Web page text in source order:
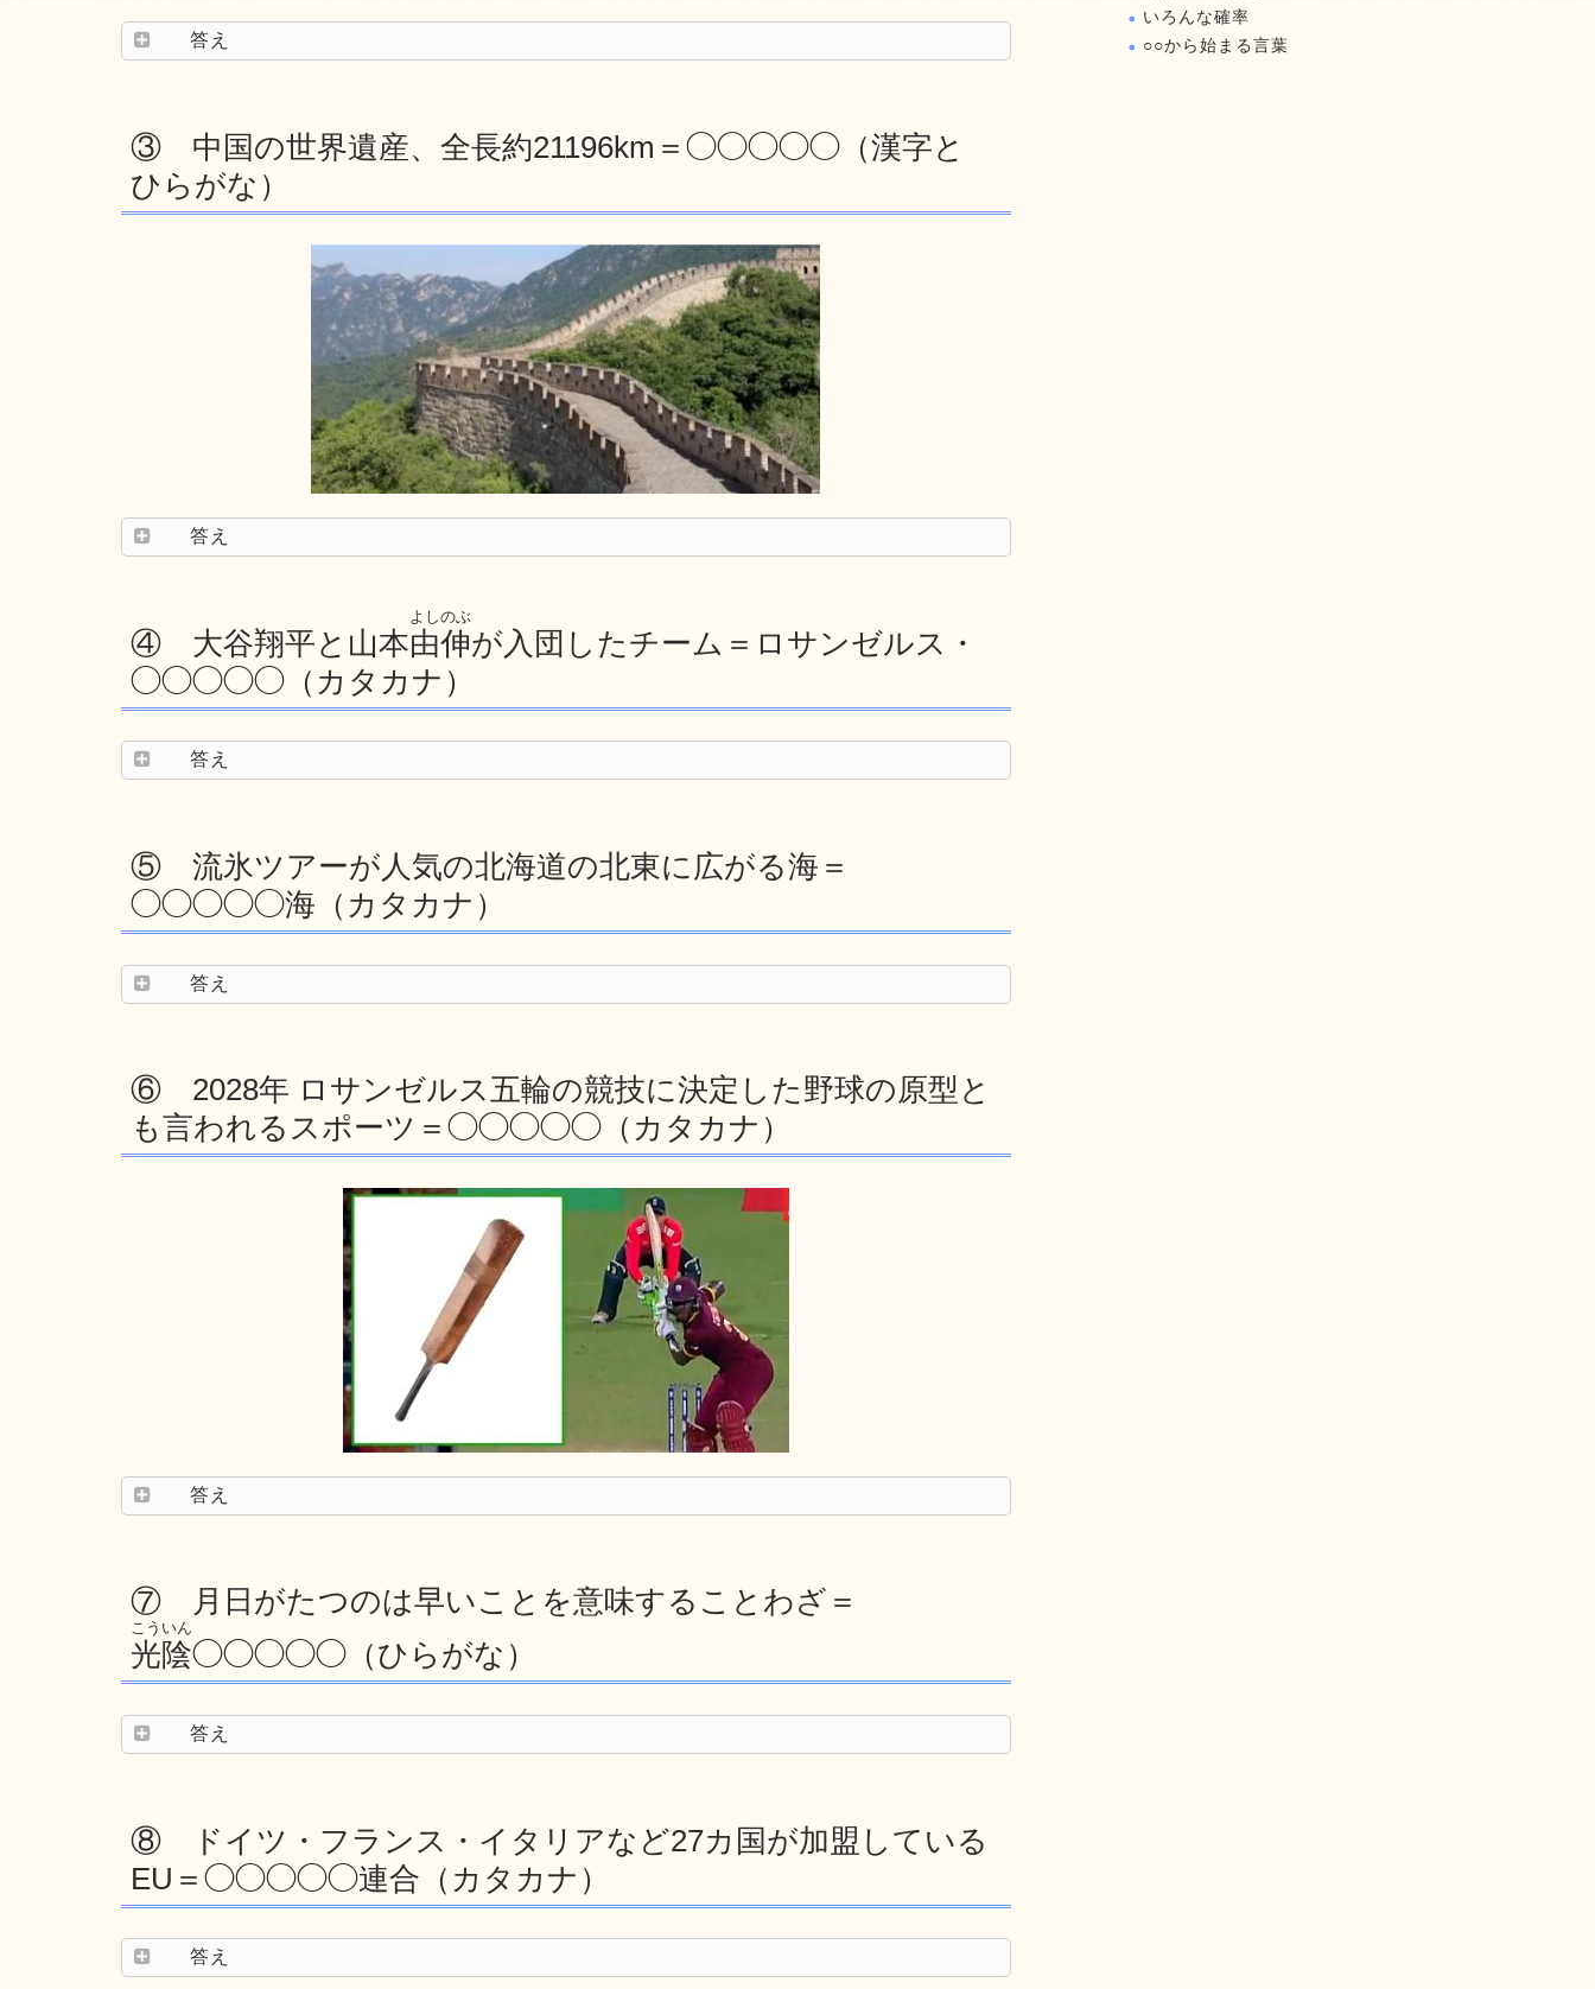
答え
③ 中国の世界遺産、全長約21196km＝◯◯◯◯◯（漢字と
ひらがな）
答え
④ 大谷翔平と山本由伸
よしのぶ
が入団したチーム＝ロサンゼルス・
◯◯◯◯◯（カタカナ）
答え
⑤ 流氷ツアーが人気の北海道の北東に広がる海＝
◯◯◯◯◯海（カタカナ）
答え
⑥ 2028年 ロサンゼルス五輪の競技に決定した野球の原型と
も言われるスポーツ＝◯◯◯◯◯（カタカナ）
答え
⑦ 月日がたつのは早いことを意味することわざ＝
光陰
こういん
◯◯◯◯◯（ひらがな）
答え
⑧ ドイツ・フランス・イタリアなど27カ国が加盟している
EU＝◯◯◯◯◯連合（カタカナ）
答え
いろんな確率
○○から始まる言葉